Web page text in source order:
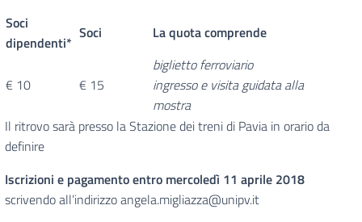
Soci
dipendenti*
Soci La quota comprende
€ 10 € 15
biglietto ferroviario
ingresso e visita guidata alla
mostra
Il ritrovo sarà presso la Stazione dei treni di Pavia in orario da
definire
Iscrizioni e pagamento entro mercoledì 11 aprile 2018
scrivendo all’indirizzo angela.migliazza@unipv.it